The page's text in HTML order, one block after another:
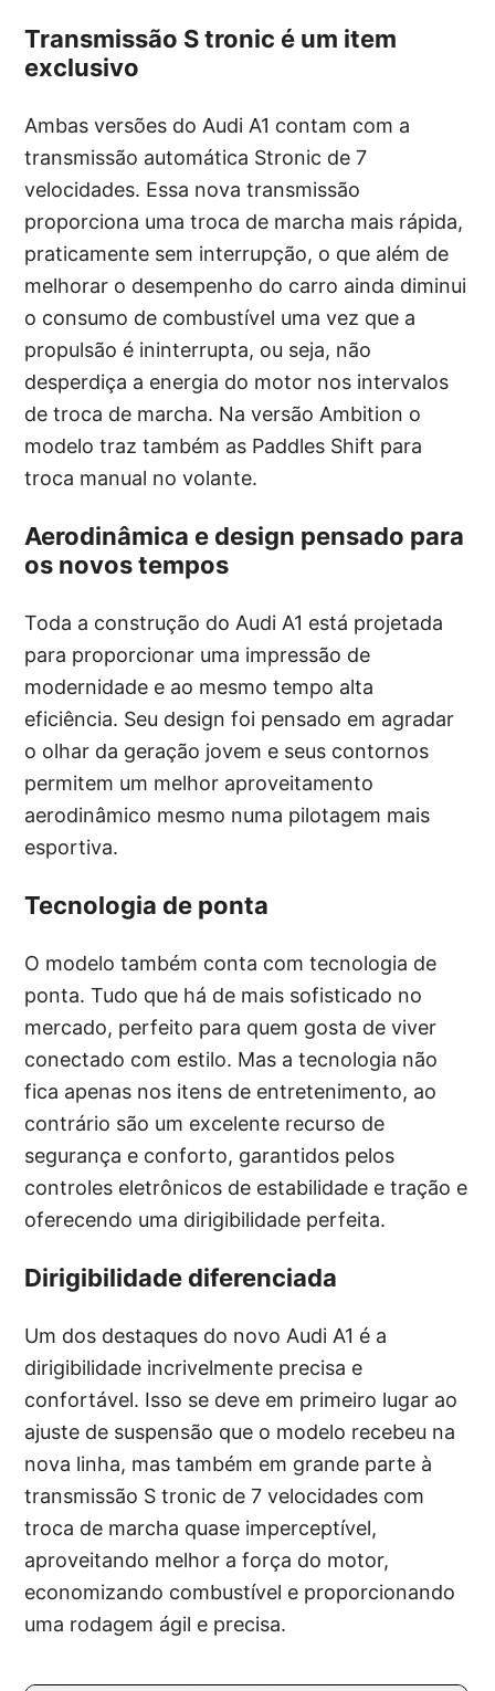
Transmissão S tronic é um item
exclusivo
Ambas versões do Audi A1 contam com a
transmissão automática Stronic de 7
velocidades. Essa nova transmissão
proporciona uma troca de marcha mais rápida,
praticamente sem interrupção, o que além de
melhorar o desempenho do carro ainda diminui
o consumo de combustível uma vez que a
propulsão é ininterrupta, ou seja, não
desperdiça a energia do motor nos intervalos
de troca de marcha. Na versão Ambition o
modelo traz também as Paddles Shift para
troca manual no volante.
Aerodinâmica e design pensado para
os novos tempos
Toda a construção do Audi A1 está projetada
para proporcionar uma impressão de
modernidade e ao mesmo tempo alta
eficiência. Seu design foi pensado em agradar
o olhar da geração jovem e seus contornos
permitem um melhor aproveitamento
aerodinâmico mesmo numa pilotagem mais
esportiva.
Tecnologia de ponta
O modelo também conta com tecnologia de
ponta. Tudo que há de mais sofisticado no
mercado, perfeito para quem gosta de viver
conectado com estilo. Mas a tecnologia não
fica apenas nos itens de entretenimento, ao
contrário são um excelente recurso de
segurança e conforto, garantidos pelos
controles eletrônicos de estabilidade e tração e
oferecendo uma dirigibilidade perfeita.
Dirigibilidade diferenciada
Um dos destaques do novo Audi A1 é a
dirigibilidade incrivelmente precisa e
confortável. Isso se deve em primeiro lugar ao
ajuste de suspensão que o modelo recebeu na
nova linha, mas também em grande parte à
transmissão S tronic de 7 velocidades com
troca de marcha quase imperceptível,
aproveitando melhor a força do motor,
economizando combustível e proporcionando
uma rodagem ágil e precisa.